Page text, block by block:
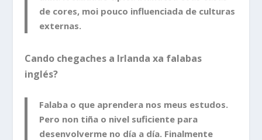
de cores, moi pouco influenciada de culturas
externas.
Cando chegaches a Irlanda xa falabas
inglés?
Falaba o que aprendera nos meus estudos.
Pero non tiña o nivel suficiente para
desenvolverme no día a día. Finalmente